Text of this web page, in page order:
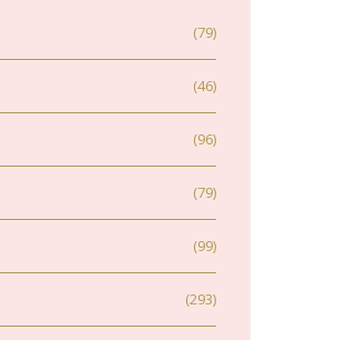
(79)
(46)
(96)
(79)
(99)
(293)